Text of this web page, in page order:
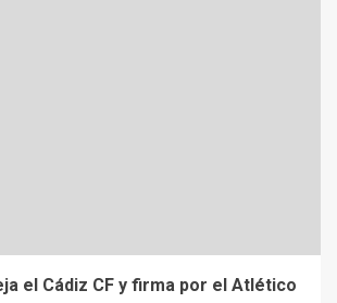
el Cádiz CF y firma por el Atlético